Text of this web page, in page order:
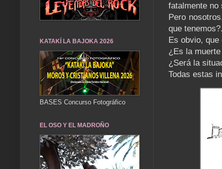
fatalmente no
Pero
que
Es obvio,
¿Es la
¿Será la
Todas estas
KATAKÍ LA BAJOKA 2026
BASES Concurso Fotográfico
EL OSO Y EL MADROÑO